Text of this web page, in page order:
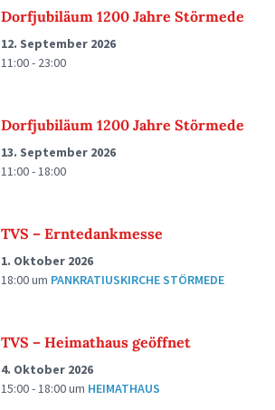
Dorfjubiläum 1200 Jahre Störmede
12. September 2026
11:00 - 23:00
Dorfjubiläum 1200 Jahre Störmede
13. September 2026
11:00 - 18:00
TVS – Erntedankmesse
1. Oktober 2026
18:00um PANKRATIUSKIRCHE STÖRMEDE
TVS – Heimathaus geöffnet
4. Oktober 2026
15:00 - 18:00um HEIMATHAUS